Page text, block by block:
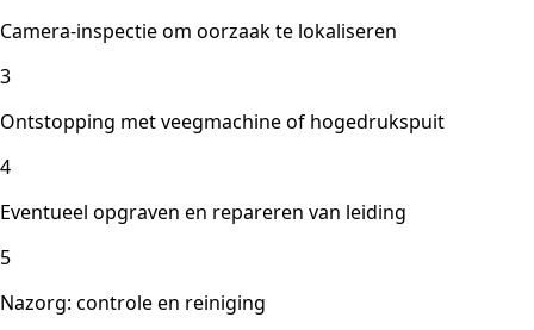
Camera-inspectie om oorzaak te lokaliseren
3
Ontstopping met veegmachine of hogedrukspuit
4
Eventueel opgraven en repareren van leiding
5
Nazorg: controle en reiniging